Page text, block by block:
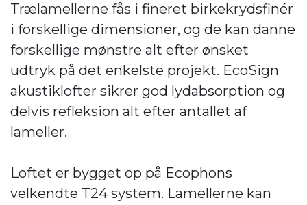
Trælamellerne fås i fineret birkekrydsfinér
i forskellige dimensioner, og de kan danne
forskellige mønstre alt efter ønsket
udtryk på det enkelste projekt. EcoSign
akustiklofter sikrer god lydabsorption og
delvis refleksion alt efter antallet af
lameller.
Loftet er bygget op på Ecophons
velkendte T24 system. Lamellerne kan